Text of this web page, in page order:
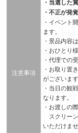
注意事項
・当選した
・不正が発
・イベント
ます。
・景品内容
・おひとり
・代理での
・お取り置
がございます
・当日の観
なります。
・お渡しの
スクリー
いただけませ